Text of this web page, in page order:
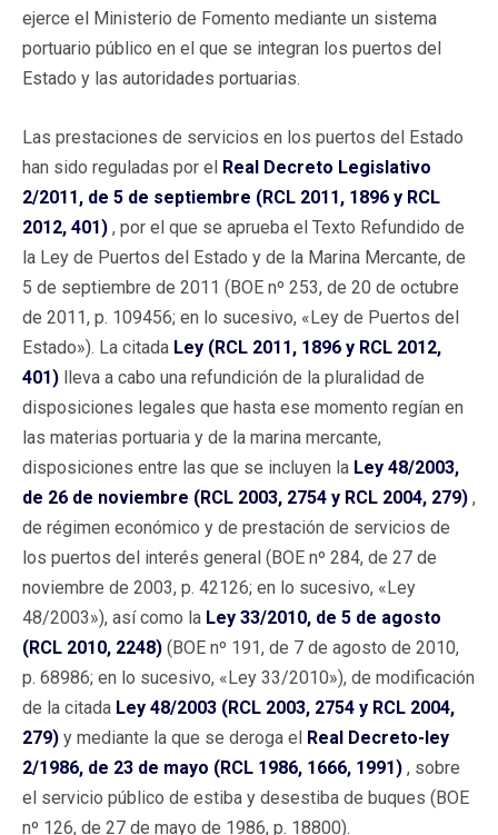
ejerce el Ministerio de Fomento mediante un sistema
portuario público en el que se integran los puertos del
Estado y las autoridades portuarias.
Las prestaciones de servicios en los puertos del Estado
han sido reguladas por el Real Decreto Legislativo
2/2011, de 5 de septiembre (RCL 2011, 1896 y RCL
2012, 401) , por el que se aprueba el Texto Refundido de
la Ley de Puertos del Estado y de la Marina Mercante, de
5 de septiembre de 2011 (BOE nº 253, de 20 de octubre
de 2011, p. 109456; en lo sucesivo, «Ley de Puertos del
Estado»). La citada Ley (RCL 2011, 1896 y RCL 2012,
401) lleva a cabo una refundición de la pluralidad de
disposiciones legales que hasta ese momento regían en
las materias portuaria y de la marina mercante,
disposiciones entre las que se incluyen la Ley 48/2003,
de 26 de noviembre (RCL 2003, 2754 y RCL 2004, 279) ,
de régimen económico y de prestación de servicios de
los puertos del interés general (BOE nº 284, de 27 de
noviembre de 2003, p. 42126; en lo sucesivo, «Ley
48/2003»), así como la Ley 33/2010, de 5 de agosto
(RCL 2010, 2248) (BOE nº 191, de 7 de agosto de 2010,
p. 68986; en lo sucesivo, «Ley 33/2010»), de modificación
de la citada Ley 48/2003 (RCL 2003, 2754 y RCL 2004,
279) y mediante la que se deroga el Real Decreto-ley
2/1986, de 23 de mayo (RCL 1986, 1666, 1991) , sobre
el servicio público de estiba y desestiba de buques (BOE
nº 126, de 27 de mayo de 1986, p. 18800).